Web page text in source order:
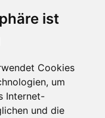
ist
Cookies
um
Internet-
und die